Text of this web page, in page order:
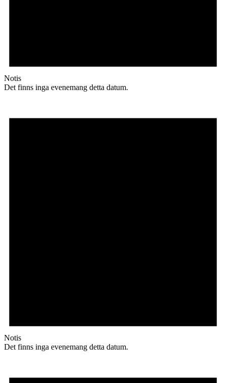
Notis
Det finns inga evenemang detta datum.
Notis
Det finns inga evenemang detta datum.